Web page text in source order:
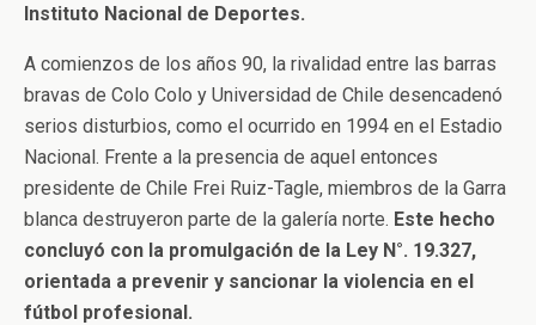
Instituto Nacional de Deportes.
A comienzos de los años 90, la rivalidad entre las barras
bravas de Colo Colo y Universidad de Chile desencadenó
serios disturbios, como el ocurrido en 1994 en el Estadio
Nacional. Frente a la presencia de aquel entonces
presidente de Chile Frei Ruiz-Tagle, miembros de la Garra
blanca destruyeron parte de la galería norte. Este hecho
concluyó con la promulgación de la Ley N°. 19.327,
orientada a prevenir y sancionar la violencia en el
fútbol profesional.